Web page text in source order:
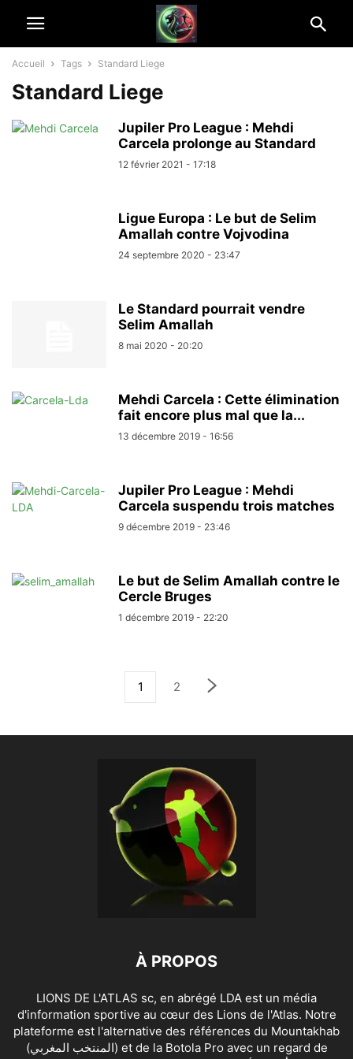
Accueil Tags Standard Liege
Standard Liege
Jupiler Pro League : Mehdi
Carcela prolonge au Standard
12 février 2021 - 17:18
Ligue Europa : Le but de Selim
Amallah contre Vojvodina
24 septembre 2020 - 23:47
Le Standard pourrait vendre
Selim Amallah
8 mai 2020 - 20:20
Mehdi Carcela : Cette élimination
fait encore plus mal que la...
13 décembre 2019 - 16:56
Jupiler Pro League : Mehdi
Carcela suspendu trois matches
9 décembre 2019 - 23:46
Le but de Selim Amallah contre le
Cercle Bruges
1 décembre 2019 - 22:20
1 2
À PROPOS
LIONS DE L'ATLAS sc, en abrégé LDA est un média
d'information sportive au cœur des Lions de l'Atlas. Notre
plateforme est l'alternative des références du Mountakhab
(المنتخب المغربي) et de la Botola Pro avec un regard de